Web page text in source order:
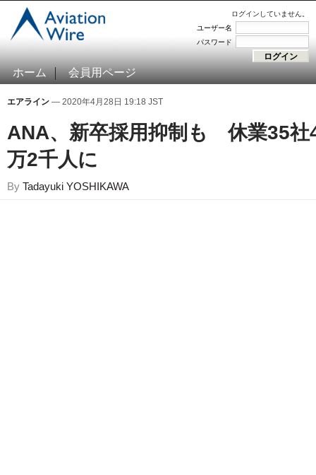
ログインしていません。
ユーザー名
パスワード
ホーム 会員用ページ
エアライン — 2020年4月28日 19:18 JST
ANA、新卒採用抑制も 休業35社
万2千人に
By Tadayuki YOSHIKAWA